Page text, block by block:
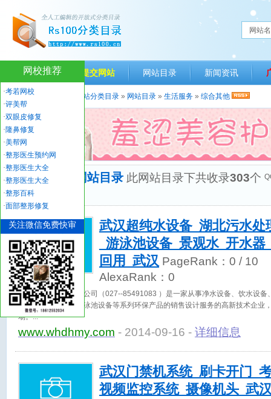
网站
网站首页 提交网站 网站目录 新闻资讯
当前位置： 人生一百网站分类目录 » 网站目录 » 生活服务 » 综合其他
“综合其他”网站目录 此网站目录下共收录303个
优秀网站
武汉超纯水设备_湖北污水处
_游泳池设备_景观水_开水
回用_武汉 PageRank： 0 / 10
AlexaRank： 0
武汉市东海贸易有限公司（027--85491083 ）是一家从事净水设备、饮水设备
膜、水景观工程、游泳池设备等系列环保产品的销售设计服务的高新技术企业
场。
www.whdhmy.com - 2014-09-16 - 详细信息
武汉门禁机系统_刷卡开门_
视频监控系统_摄像机头_武
网校推荐
·考若网校
·评美帮
·双眼皮修复
·隆鼻修复
·美帮网
·整形医生预约网
·整形医生大全
·整形医生大全
·整形百科
·面部整形修复
关注微信免费快审